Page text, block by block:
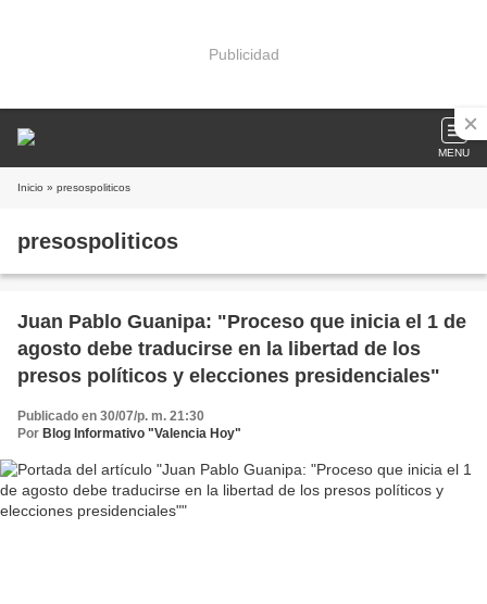
Publicidad
MENU
Inicio » presospoliticos
presospoliticos
Juan Pablo Guanipa: "Proceso que inicia el 1 de
agosto debe traducirse en la libertad de los
presos políticos y elecciones presidenciales"
Publicado en 30/07/p. m. 21:30
Por Blog Informativo "Valencia Hoy"